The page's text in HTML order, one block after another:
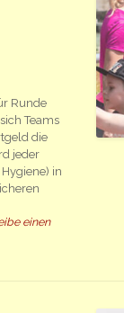
Runde
Teams
die
jeder
in
einen